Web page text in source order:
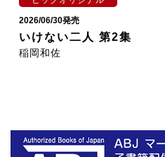
2026/06/30発売
いけない二人 第2集
稲岡和佐